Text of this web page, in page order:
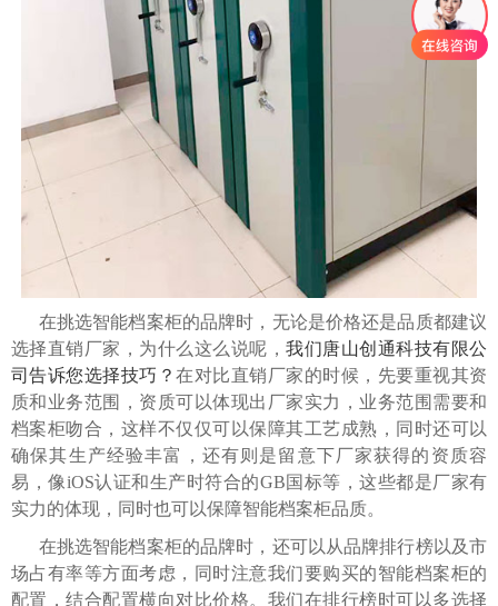
在挑选智能档案柜的品牌时，无论是价格还是品质都建议
选择直销厂家，为什么这么说呢，我们唐山创通科技有限公
司告诉您选择技巧？在对比直销厂家的时候，先要重视其资
质和业务范围，资质可以体现出厂家实力，业务范围需要和
档案柜吻合，这样不仅仅可以保障其工艺成熟，同时还可以
确保其生产经验丰富，还有则是留意下厂家获得的资质容
易，像iOS认证和生产时符合的GB国标等，这些都是厂家有
实力的体现，同时也可以保障智能档案柜品质。
在挑选智能档案柜的品牌时，还可以从品牌排行榜以及市
场占有率等方面考虑，同时注意我们要购买的智能档案柜的
配置，结合配置横向对比价格。我们在排行榜时可以多选择